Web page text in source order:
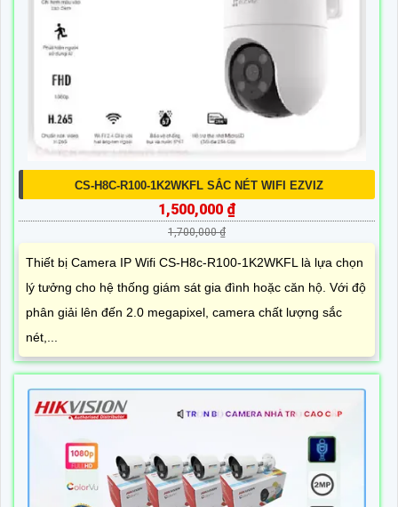
CS-H8C-R100-1K2WKFL SẮC NÉT WIFI EZVIZ
1,500,000 ₫
1,700,000 ₫
Thiết bị Camera IP Wifi CS-H8c-R100-1K2WKFL là lựa chọn
lý tưởng cho hệ thống giám sát gia đình hoặc căn hộ. Với độ
phân giải lên đến 2.0 megapixel, camera chất lượng sắc
nét,...